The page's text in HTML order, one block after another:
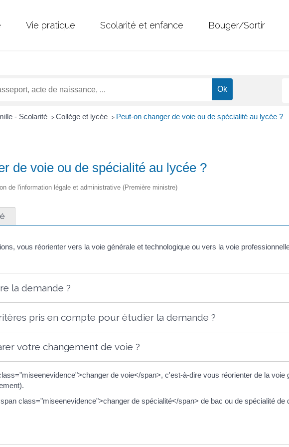
Vie pratique Scolarité et enfance Bouger/Sortir
- Scolarité > Collège et lycée > Peut-on changer de voie ou de spécialité au lycée ?
de voie ou de spécialité au lycée ?
de l'information légale et administrative (Première ministre)
vous réorienter vers la voie générale et technologique ou vers la voie
la demande ?
pris en compte pour étudier la demande ?
votre changement de voie ?
de voie</span>, c'est-à-dire vous réorienter de la voie
class="miseenevidence">changer de spécialité</span> de bac ou de spécialité de